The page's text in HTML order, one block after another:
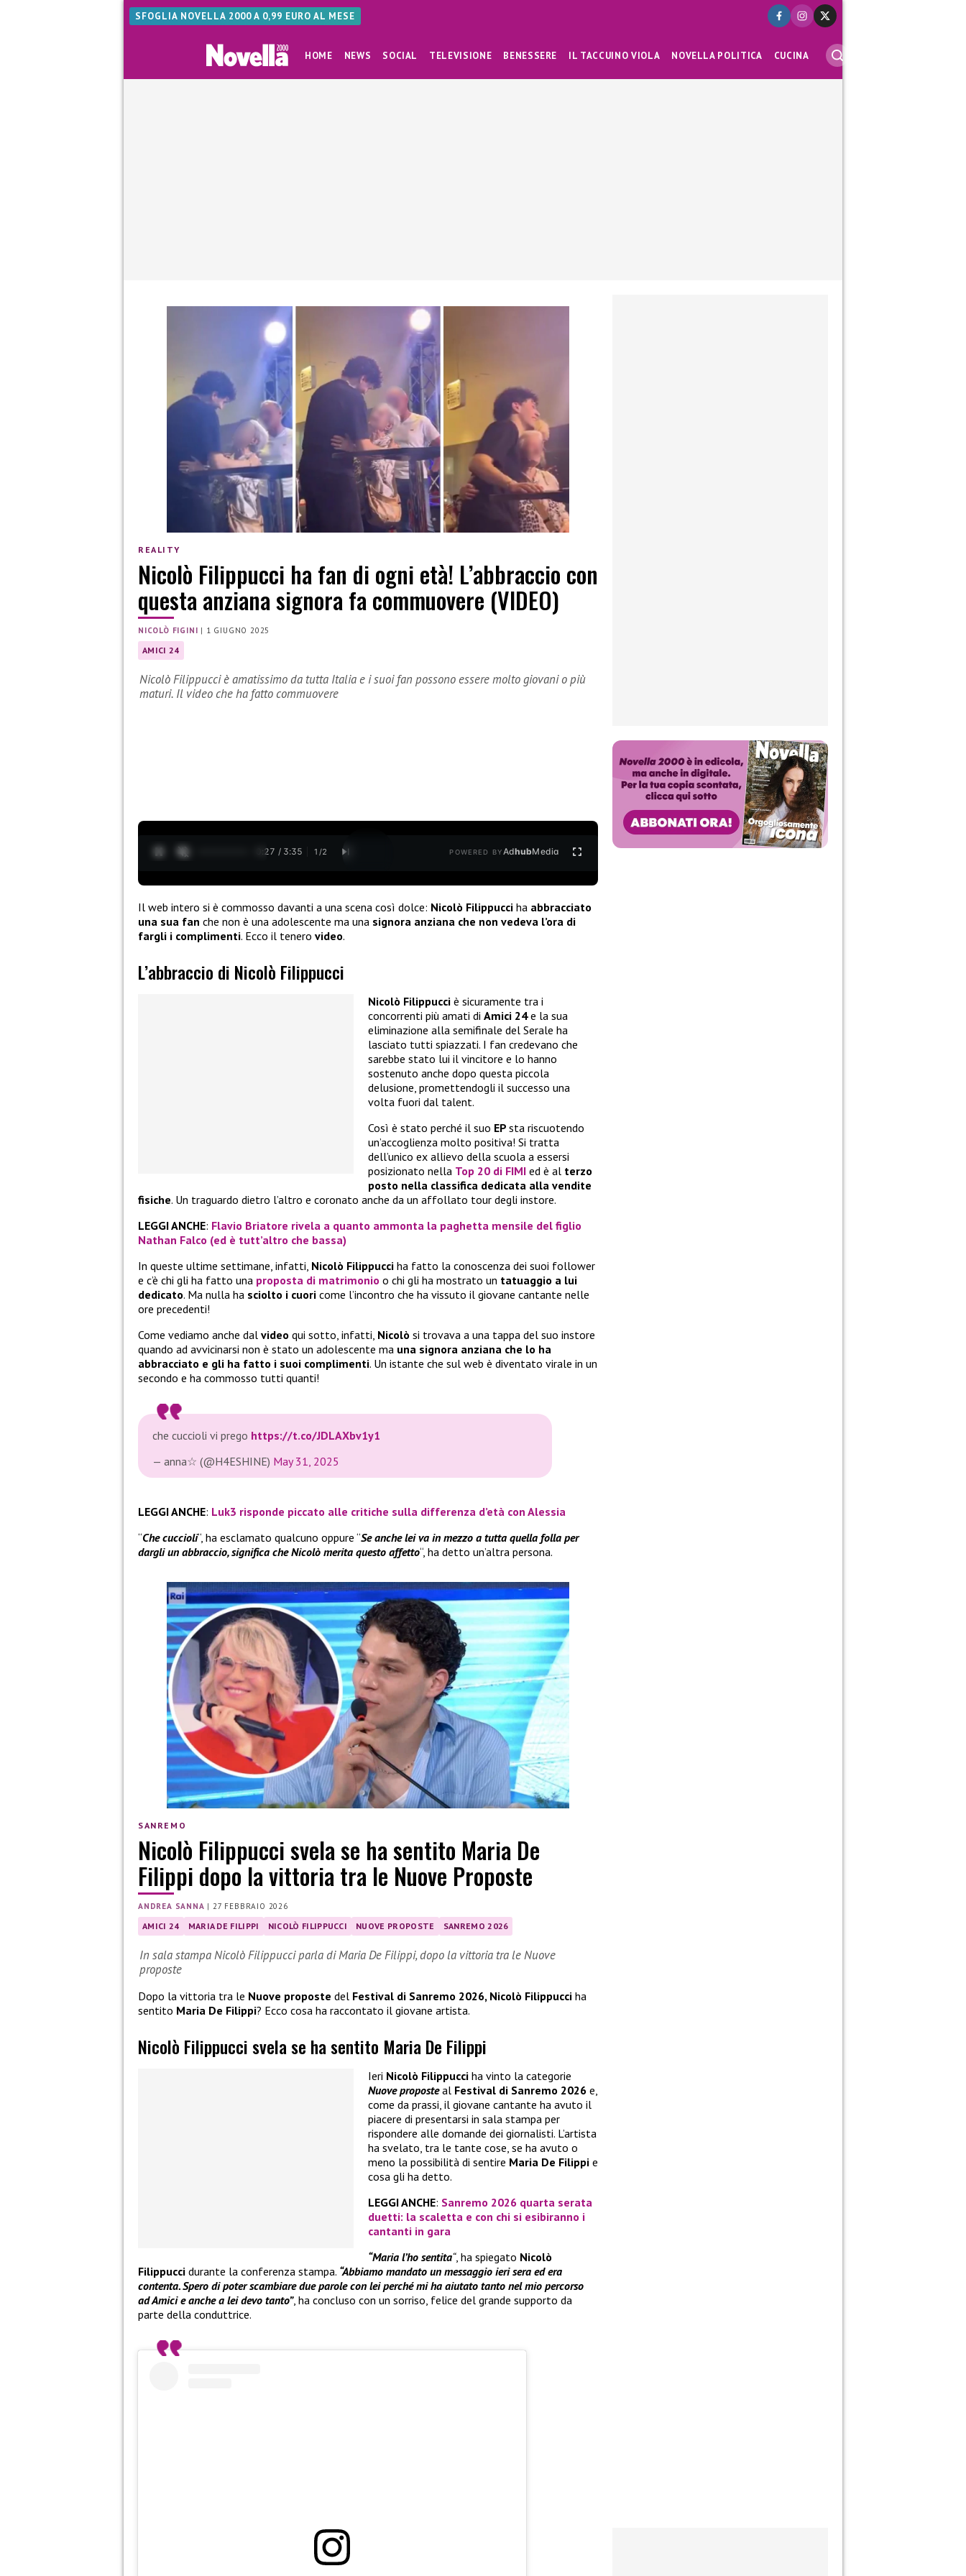
SFOGLIA NOVELLA 2000 A 0,99 EURO AL MESE
HOME NEWS SOCIAL TELEVISIONE BENESSERE IL TACCUINO VIOLA NOVELLA POLITICA CUCINA
REALITY
Nicolò Filippucci ha fan di ogni età! L’abbraccio con
questa anziana signora fa commuovere (VIDEO)
NICOLÒ FIGINI | 1 GIUGNO 2025
AMICI 24
Nicolò Filippucci è amatissimo da tutta Italia e i suoi fan possono essere molto giovani o più
maturi. Il video che ha fatto commuovere
0:28 / 3:35 1 /2 POWERED BYAdhubMedia
Il web intero si è commosso davanti a una scena così dolce: Nicolò Filippucci ha abbracciato
una sua fan che non è una adolescente ma una signora anziana che non vedeva l’ora di
fargli i complimenti. Ecco il tenero video.
L’abbraccio di Nicolò Filippucci
Nicolò Filippucci è sicuramente tra i
concorrenti più amati di Amici 24e la sua
eliminazione alla semifinale del Serale ha
lasciato tutti spiazzati. I fan credevano che
sarebbe stato lui il vincitore e lo hanno
sostenuto anche dopo questa piccola
delusione, promettendogli il successo una
volta fuori dal talent.
Così è stato perché il suo EP sta riscuotendo
un’accoglienza molto positiva! Si tratta
dell’unico ex allievo della scuola a essersi
posizionato nella Top 20 di FIMI ed è al terzo
posto nella classifica dedicata alla vendite
fisiche. Un traguardo dietro l’altro e coronato anche da un affollato tour degli instore.
LEGGI ANCHE: Flavio Briatore rivela a quanto ammonta la paghetta mensile del figlio
Nathan Falco (ed è tutt’altro che bassa)
In queste ultime settimane, infatti, Nicolò Filippucci ha fatto la conoscenza dei suoi follower
e c’è chi gli ha fatto una proposta di matrimonio o chi gli ha mostrato un tatuaggio a lui
dedicato. Ma nulla ha sciolto i cuori come l’incontro che ha vissuto il giovane cantante nelle
ore precedenti!
Come vediamo anche dal video qui sotto, infatti, Nicolò si trovava a una tappa del suo instore
quando ad avvicinarsi non è stato un adolescente ma una signora anziana che lo ha
abbracciato e gli ha fatto i suoi complimenti. Un istante che sul web è diventato virale in un
secondo e ha commosso tutti quanti!
che cuccioli vi prego https://t.co/JDLAXbv1y1
— anna☆ (@H4ESHINE) May 31, 2025
LEGGI ANCHE: Luk3 risponde piccato alle critiche sulla differenza d’età con Alessia
“Che cuccioli“, ha esclamato qualcuno oppure “Se anche lei va in mezzo a tutta quella folla per
dargli un abbraccio, significa che Nicolò merita questo affetto“, ha detto un’altra persona.
SANREMO
Nicolò Filippucci svela se ha sentito Maria De
Filippi dopo la vittoria tra le Nuove Proposte
ANDREA SANNA |27 FEBBRAIO 2026
AMICI 24 MARIA DE FILIPPI NICOLÒ FILIPPUCCI NUOVE PROPOSTE SANREMO 2026
In sala stampa Nicolò Filippucci parla di Maria De Filippi, dopo la vittoria tra le Nuove
proposte
Dopo la vittoria tra le Nuove proposte del Festival di Sanremo 2026, Nicolò Filippucci ha
sentito Maria De Filippi? Ecco cosa ha raccontato il giovane artista.
Nicolò Filippucci svela se ha sentito Maria De Filippi
Ieri Nicolò Filippucci ha vinto la categorie
Nuove proposteal Festival di Sanremo 2026 e,
come da prassi, il giovane cantante ha avuto il
piacere di presentarsi in sala stampa per
rispondere alle domande dei giornalisti. L’artista
ha svelato, tra le tante cose, se ha avuto o
meno la possibilità di sentire Maria De Filippi e
cosa gli ha detto.
LEGGI ANCHE: Sanremo 2026 quarta serata
duetti: la scaletta e con chi si esibiranno i
cantanti in gara
“Maria l’ho sentita“, ha spiegato Nicolò
Filippucci durante la conferenza stampa. “Abbiamo mandato un messaggio ieri sera ed era
contenta. Spero di poter scambiare due parole con lei perché mi ha aiutato tanto nel mio percorso
ad Amici e anche a lei devo tanto”, ha concluso con un sorriso, felice del grande supporto da
parte della conduttrice.